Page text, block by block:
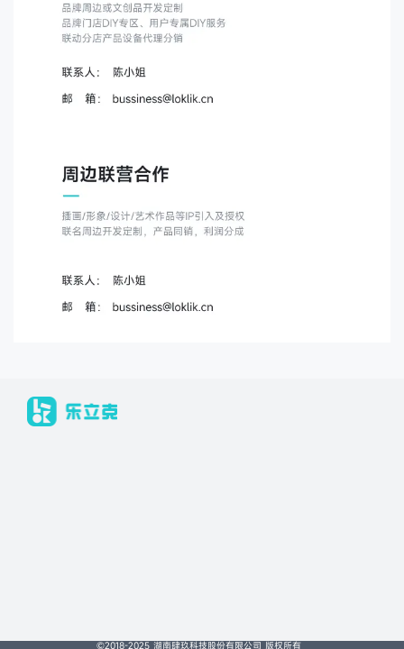
©2018-2025 湖南肆玖科技股份有限公司 版权所有